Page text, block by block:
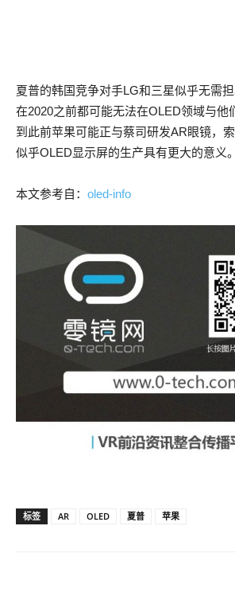
夏普的韩国竞争对手LG和三星似乎无需
在2020之前都可能无法在OLED领域与他
到此前苹果可能正与蔡司研发AR眼镜，索
似乎OLED显示屏的生产具有更大的意义。
本文参考自： oled-info
标签 AR OLED 夏普 苹果